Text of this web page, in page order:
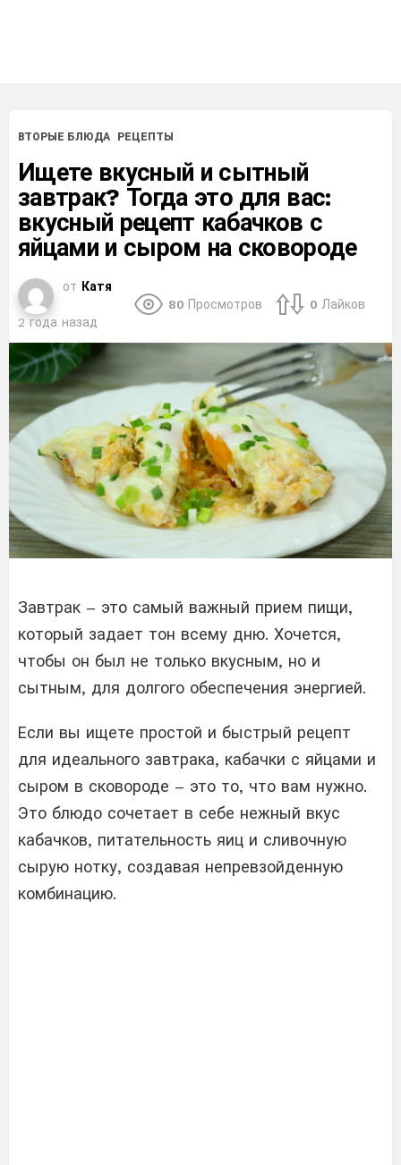
ВТОРЫЕ БЛЮДА РЕЦЕПТЫ
Ищете вкусный и сытный
завтрак? Тогда это для вас:
вкусный рецепт кабачков с
яйцами и сыром на сковороде
от Катя
2 года назад
80 Просмотров 0 Лайков
Завтрак – это самый важный прием пищи,
который задает тон всему дню. Хочется,
чтобы он был не только вкусным, но и
сытным, для долгого обеспечения энергией.
Если вы ищете простой и быстрый рецепт
для идеального завтрака, кабачки с яйцами и
сыром в сковороде – это то, что вам нужно.
Это блюдо сочетает в себе нежный вкус
кабачков, питательность яиц и сливочную
сырую нотку, создавая непревзойденную
комбинацию.